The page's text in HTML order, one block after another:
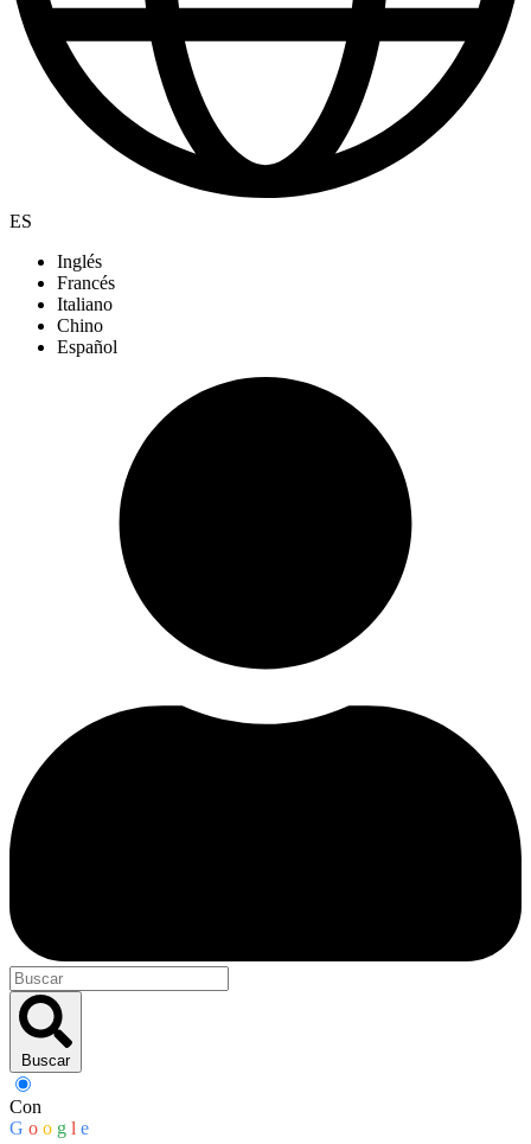
ES
Inglés
Francés
Italiano
Chino
Español
Buscar
Con
G o o g l e